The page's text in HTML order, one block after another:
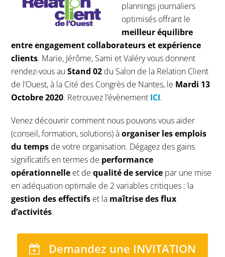
plannings journaliers
optimisés offrant le
meilleur équilibre
entre engagement collaborateurs et expérience
clients. Marie, Jérôme, Sami et Valéry vous donnent
rendez-vous auStand 02 du Salon de la Relation Client
de l’Ouest, à la Cité des Congrès de Nantes, le Mardi 13
Octobre 2020. Retrouvez l’évènement ICI.
Venez découvrir comment nous pouvons vous aider
(conseil, formation, solutions) àorganiser les emplois
du temps de votre organisation. Dégagez des gains
significatifs en termes de performance
opérationnelle et dequalité de service par une mise
en adéquation optimale de 2 variables critiques : la
gestion des effectifs et la maîtrise des flux
d’activités.
Demandez une INVITATION